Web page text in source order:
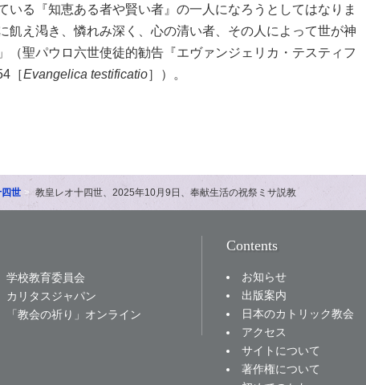
いる『知恵ある者や賢い者』の一人になろうとしてはなりま
飢え渇き、憐れみ深く、心の清い者、その人によって世が神
（聖パウロ六世使徒的勧告『エヴァンジェリカ・テスティフ
［Evangelica testificatio］）。
四世 教皇レオ十四世、2025年10月9日、奉献生活の祝祭ミサ説教
学校教育委員会
カリタスジャパン
「教会の祈り」オンライン
Contents
お知らせ
出版案内
日本のカトリック教会
アクセス
サイトについて
著作権について